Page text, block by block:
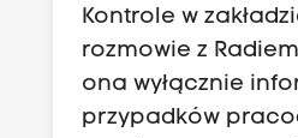
Kontrole w
rozmowie z
ona wyłącznie
przypadków